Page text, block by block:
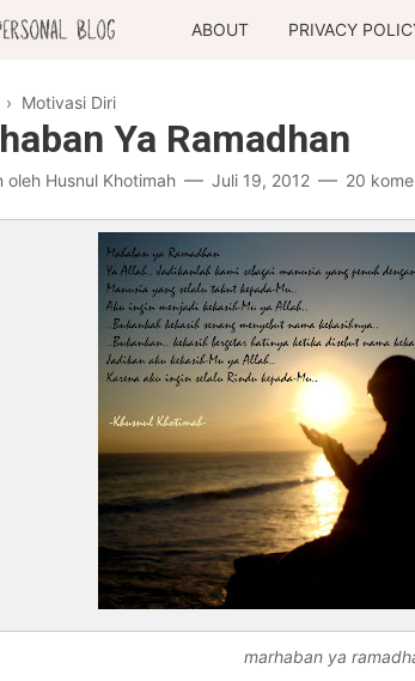
ABOUT PRIVACY
› Motivasi Diri
Ya Ramadhan
oleh Husnul Khotimah Juli 19, 2012 20
marhaban ya